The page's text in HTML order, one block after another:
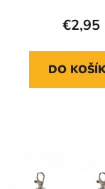
€2,95
DO